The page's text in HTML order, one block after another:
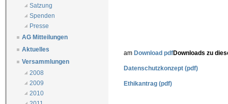
Satzung
Spenden
Presse
AG Mitteilungen
Aktuelles
Versammlungen
2008
2009
2010
am Download pdfDownloads zu
Datenschutzkonzept (pdf)
Ethikantrag (pdf)